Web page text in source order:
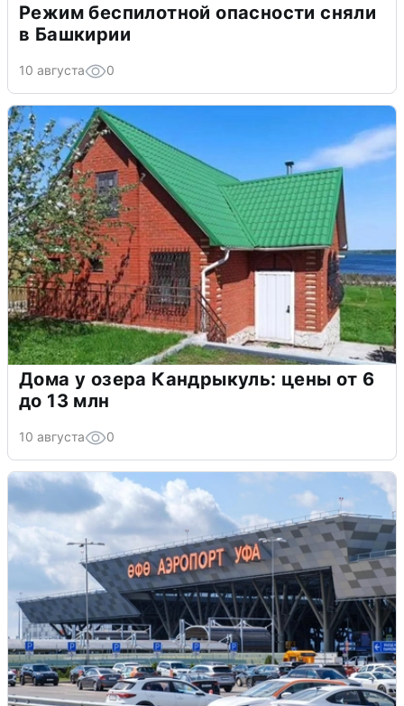
Режим беспилотной опасности сняли
в Башкирии
10 августа 0
Дома у озера Кандрыкуль: цены от 6
до 13 млн
10 августа 0